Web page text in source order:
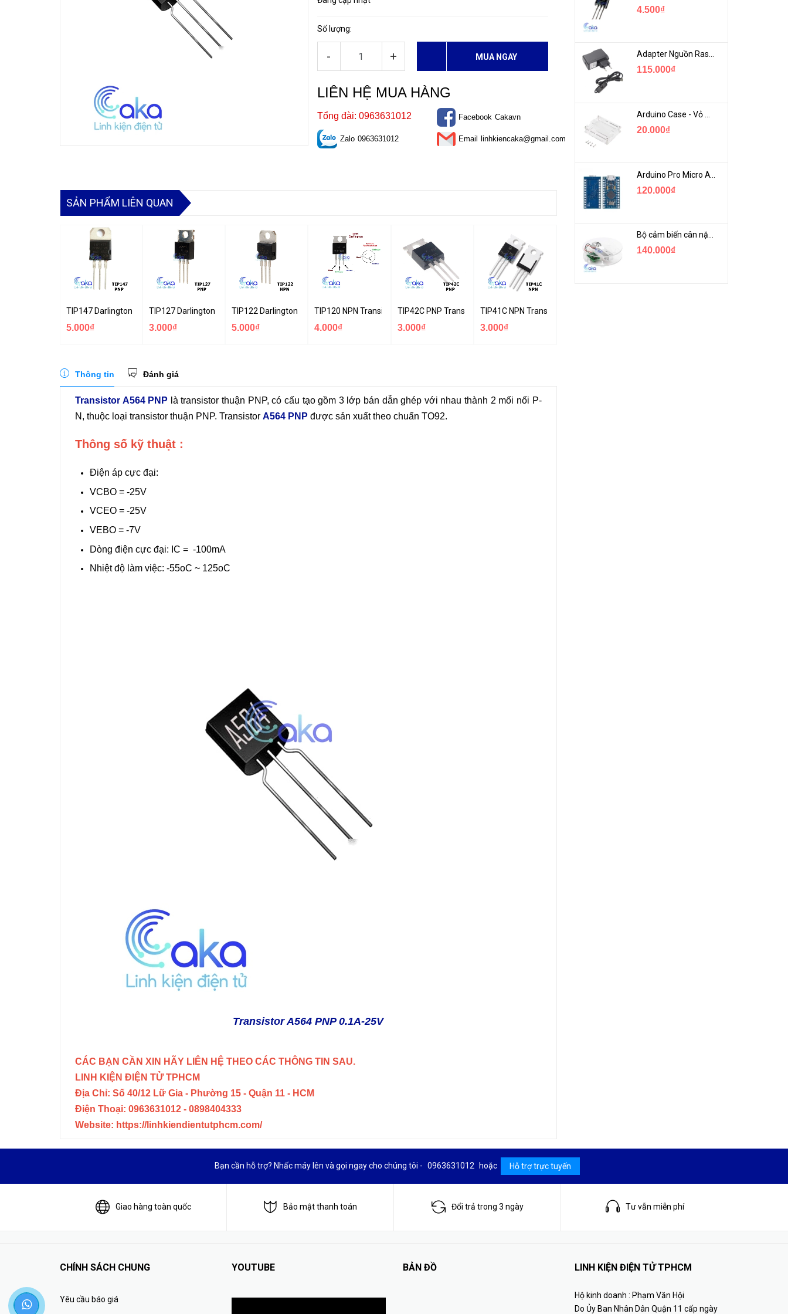
Số lượng:
- + MUA NGAY
LIÊN HỆ MUA HÀNG
Tổng đài: 0963631012
Zalo 0963631012
Facebook Cakavn
Email linhkiencaka@gmail.com
SẢN PHẨM LIÊN QUAN
TIP147 Darlington PNP Transistor 10A 100V
5.000₫
TIP127 Darlington PNP Transistor 5A 100V
3.000₫
TIP122 Darlington NPN Transistor 5A 100V
5.000₫
TIP120 NPN Transistor 5A 60V
4.000₫
TIP42C PNP Transistor 100V 6A 65W
3.000₫
TIP41C NPN Transistor 100V 6A 65W
3.000₫
Thông tin Đánh giá
Transistor A564 PNP là transistor thuận PNP, có cấu tạo gồm 3 lớp bán dẫn ghép với nhau thành 2 mối nối P-
N, thuộc loại transistor thuận PNP. Transistor A564 PNP được sản xuất theo chuẩn TO92.
Thông số kỹ thuật :
Điện áp cực đại:
VCBO = -25V
VCEO = -25V
VEBO = -7V
Dòng điện cực đại: IC = -100mA
Nhiệt độ làm việc: -55oC ~ 125oC
Transistor A564 PNP 0.1A-25V
CÁC BẠN CẦN XIN HÃY LIÊN HỆ THEO CÁC THÔNG TIN SAU.
LINH KIỆN ĐIỆN TỬ TPHCM
Địa Chỉ: Số 40/12 Lữ Gia - Phường 15 - Quận 11 - HCM
Điện Thoại: 0963631012 - 0898404333
Website: https://linhkiendientutphcm.com/
4.500₫
Adapter Nguồn Raspberry 5V 2.5A - USB Micro Có Công Tắc
115.000₫
20.000₫
Arduino Pro Micro ATmega32U4 USB Mini
120.000₫
Bộ cảm biến cân nặng loadcell 1KG khung mica
140.000₫
Bạn cần hỗ trợ? Nhấc máy lên và gọi ngay cho chúng tôi - 0963631012 hoặc Hỗ trợ trực tuyến
Giao hàng toàn quốc Bảo mật thanh toán Đổi trả trong 3 ngày Tư vẫn miễn phí
CHÍNH SÁCH CHUNG
Yêu cầu báo giá
YOUTUBE BẢN ĐỒ LINH KIỆN ĐIỆN TỬ TPHCM
Hộ kinh doanh : Phạm Văn Hội
Do Ủy Ban Nhân Dân Quận 11 cấp ngày